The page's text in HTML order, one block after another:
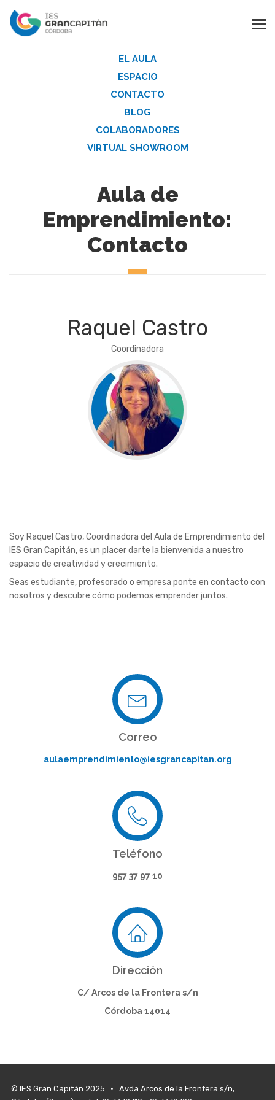
EL AULA
ESPACIO
CONTACTO
BLOG
COLABORADORES
VIRTUAL SHOWROOM
Aula de
Emprendimiento:
Contacto
Raquel Castro
Coordinadora
Soy Raquel Castro, Coordinadora del Aula de Emprendimiento del
IES Gran Capitán, es un placer darte la bienvenida a nuestro
espacio de creatividad y crecimiento.
Seas estudiante, profesorado o empresa ponte en contacto con
nosotros y descubre cómo podemos emprender juntos.
Correo
aulaemprendimiento@iesgrancapitan.org
Teléfono
957 37 97 10
Dirección
C/ Arcos de la Frontera s/n
Córdoba 14014
© IES Gran Capitán 2025 • Avda Arcos de la Frontera s/n,